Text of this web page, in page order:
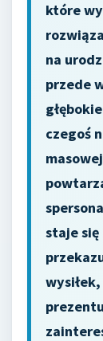
które
na
przede
czegoś
staje się